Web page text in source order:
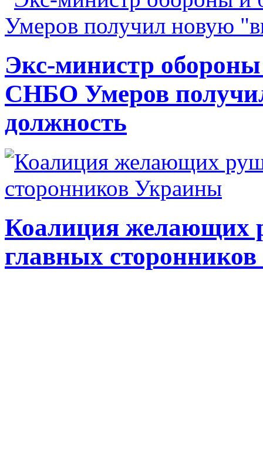
Экс-министр
СНБО Умеров
должность
Коалиция желающих
главных